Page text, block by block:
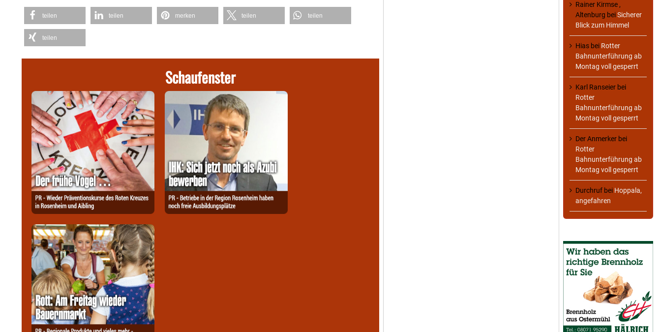
teilen teilen merken teilen teilen
teilen
Schaufenster
Rainer Kirmse ,
Altenburg beiSicherer
Blick zum Himmel
Hias bei Rotter
Bahnunterführung ab
Montag voll gesperrt
Karl Ranseier bei
Rotter
Bahnunterführung ab
Montag voll gesperrt
Der Anmerker bei
Rotter
Bahnunterführung ab
Montag voll gesperrt
Durchruf bei Hoppala,
angefahren